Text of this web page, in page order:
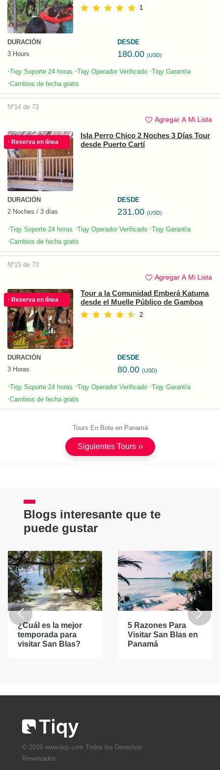
1
DURACIÓN
3 Hours
DESDE
180.00 (USD)
·Tiqy Soporte 24 horas ·Tiqy Operador Verificado ·Tiqy Garantía
·Cambios de fecha gratis
Nº14 de 73
Agregar A Mi Lista
· Reserva en línea
Isla Perro Chico 2 Noches 3 Días Tour
desde Puerto Cartí
DURACIÓN
2 Noches / 3 días
DESDE
231.00 (USD)
·Tiqy Soporte 24 horas ·Tiqy Operador Verificado ·Tiqy Garantía
·Cambios de fecha gratis
Nº15 de 73
Agregar A Mi Lista
· Reserva en línea
Tour a la Comunidad Emberá Katuma
desde el Muelle Público de Gamboa
2
DURACIÓN
3 Horas
DESDE
80.00 (USD)
·Tiqy Soporte 24 horas ·Tiqy Operador Verificado ·Tiqy Garantía
·Cambios de fecha gratis
Tours En Bote en Panamá
Siguientes Tours ››
Blogs interesante que te
puede gustar
¿Cuál es la mejor
temporada para
visitar San Blas?
5 Razones Para
Visitar San Blas en
Panamá
© 2016 www.tiqy.com Todos los Derechos
Reservados